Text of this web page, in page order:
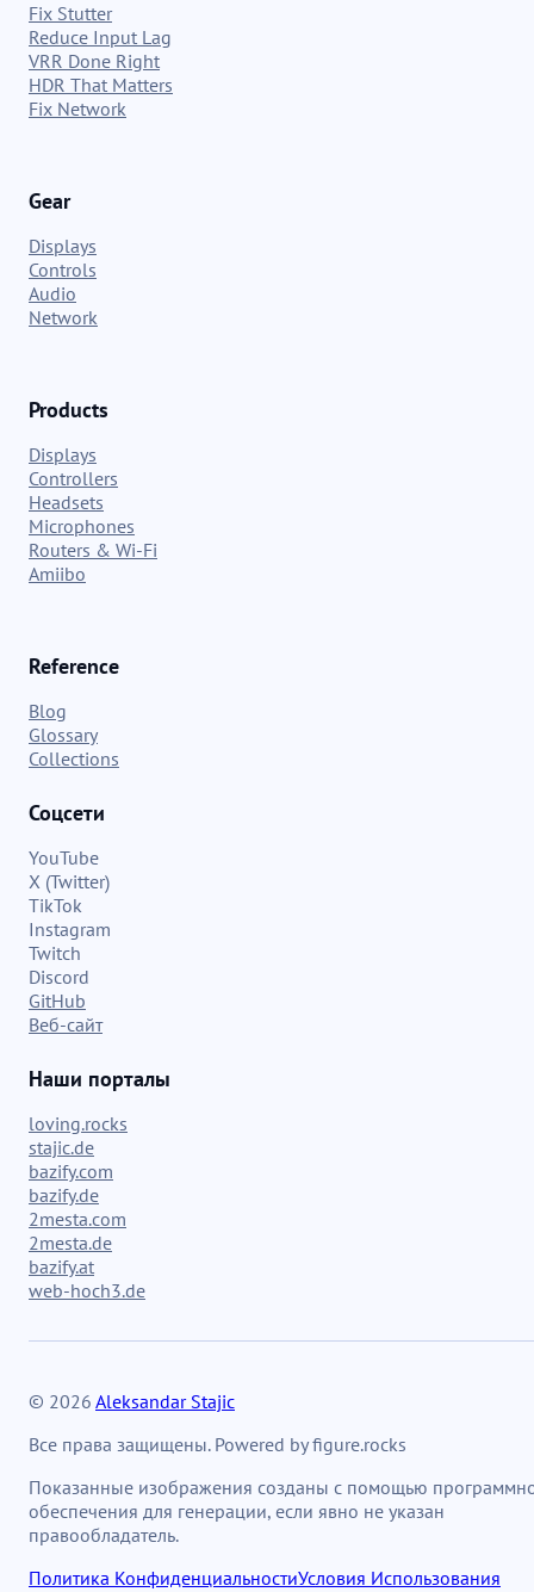
Fix Stutter
Reduce Input Lag
VRR Done Right
HDR That Matters
Fix Network
Gear
Displays
Controls
Audio
Network
Products
Displays
Controllers
Headsets
Microphones
Routers & Wi-Fi
Amiibo
Reference
Blog
Glossary
Collections
Соцсети
YouTube
X (Twitter)
TikTok
Instagram
Twitch
Discord
GitHub
Веб-сайт
Наши порталы
loving.rocks
stajic.de
bazify.com
bazify.de
2mesta.com
2mesta.de
bazify.at
web-hoch3.de
© 2026 Aleksandar Stajic
Все права защищены. Powered by figure.rocks
Показанные изображения созданы с помощью
обеспечения для генерации, если явно не указан
правообладатель.
Политика КонфиденциальностиУсловия Использования